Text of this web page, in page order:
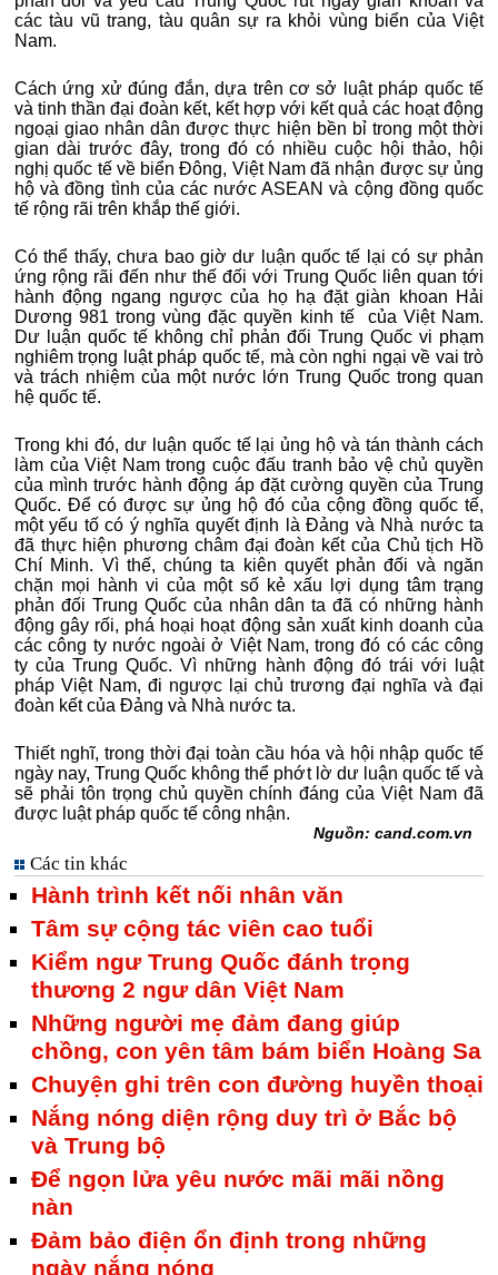
các tàu vũ trang, tàu quân sự ra khỏi vùng biển của Việt
Nam.
Cách ứng xử đúng đắn, dựa trên cơ sở luật pháp quốc tế
và tinh thần đại đoàn kết, kết hợp với kết quả các hoạt động
ngoại giao nhân dân được thực hiện bền bỉ trong một thời
gian dài trước đây, trong đó có nhiều cuộc hội thảo, hội
nghị quốc tế về biển Đông, Việt Nam đã nhận được sự ủng
hộ và đồng tình của các nước ASEAN và cộng đồng quốc
tế rộng rãi trên khắp thế giới.
Có thể thấy, chưa bao giờ dư luận quốc tế lại có sự phản
ứng rộng rãi đến như thế đối với Trung Quốc liên quan tới
hành động ngang ngược của họ hạ đặt giàn khoan Hải
Dương 981 trong vùng đặc quyền kinh tế của Việt Nam.
Dư luận quốc tế không chỉ phản đối Trung Quốc vi phạm
nghiêm trọng luật pháp quốc tế, mà còn nghi ngại về vai trò
và trách nhiệm của một nước lớn Trung Quốc trong quan
hệ quốc tế.
Trong khi đó, dư luận quốc tế lại ủng hộ và tán thành cách
làm của Việt Nam trong cuộc đấu tranh bảo vệ chủ quyền
của mình trước hành động áp đặt cường quyền của Trung
Quốc. Để có được sự ủng hộ đó của cộng đồng quốc tế,
một yếu tố có ý nghĩa quyết định là Đảng và Nhà nước ta
đã thực hiện phương châm đại đoàn kết của Chủ tịch Hồ
Chí Minh. Vì thế, chúng ta kiên quyết phản đối và ngăn
chặn mọi hành vi của một số kẻ xấu lợi dụng tâm trạng
phản đối Trung Quốc của nhân dân ta đã có những hành
động gây rối, phá hoại hoạt động sản xuất kinh doanh của
các công ty nước ngoài ở Việt Nam, trong đó có các công
ty của Trung Quốc. Vì những hành động đó trái với luật
pháp Việt Nam, đi ngược lại chủ trương đại nghĩa và đại
đoàn kết của Đảng và Nhà nước ta.
Thiết nghĩ, trong thời đại toàn cầu hóa và hội nhập quốc tế
ngày nay, Trung Quốc không thể phớt lờ dư luận quốc tế và
sẽ phải tôn trọng chủ quyền chính đáng của Việt Nam đã
được luật pháp quốc tế công nhận.
Nguồn: cand.com.vn
Các tin khác
Hành trình kết nối nhân văn
Tâm sự cộng tác viên cao tuổi
Kiểm ngư Trung Quốc đánh trọng
thương 2 ngư dân Việt Nam
Những người mẹ đảm đang giúp
chồng, con yên tâm bám biển Hoàng Sa
Chuyện ghi trên con đường huyền thoại
Nắng nóng diện rộng duy trì ở Bắc bộ
và Trung bộ
Để ngọn lửa yêu nước mãi mãi nồng
nàn
Đảm bảo điện ổn định trong những
ngày nắng nóng